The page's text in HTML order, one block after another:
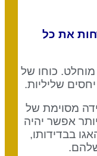
את כל
כוחו של
שליליות.
מסוימת של
אפשר יהיה
בבדידותו,